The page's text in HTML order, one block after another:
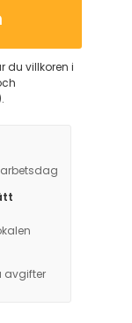
du villkoren i
avgifter